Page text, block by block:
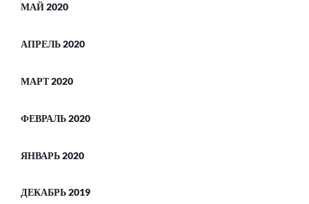
МАЙ 2020
АПРЕЛЬ 2020
МАРТ 2020
ФЕВРАЛЬ 2020
ЯНВАРЬ 2020
ДЕКАБРЬ 2019